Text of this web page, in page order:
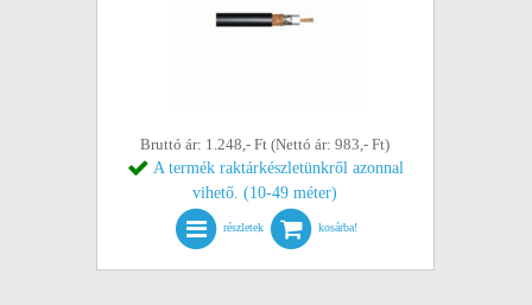
Bruttó ár: 1.248,- Ft (Nettó ár: 983,- Ft)
A termék raktárkészletünkről azonnal
vihető. (10-49 méter)
részletek kosárba!